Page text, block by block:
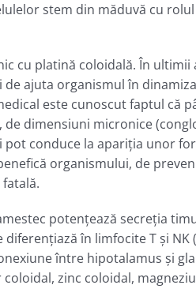
stem din măduvă cu
cu platină coloidală. În
ajuta organismul în
este cunoscut faptul
dimensiuni micronice
conduce la apariţia unor
organismului, de
potenţează secreţia
în limfocite T şi
între hipotalamus şi
zinc coloidal,